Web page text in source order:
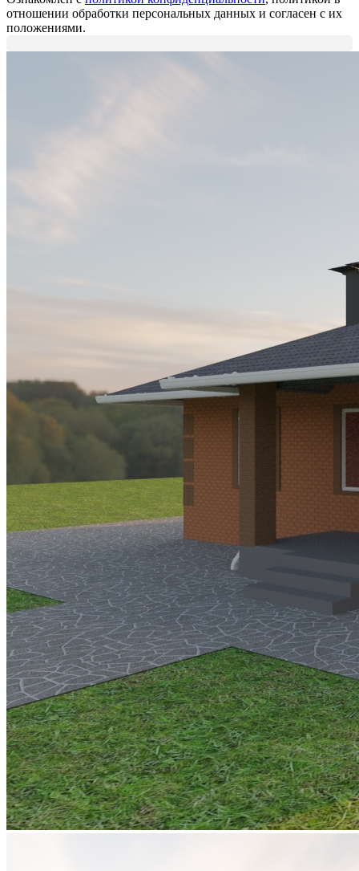
отношении обработки персональных данных и согласен с их
положениями.